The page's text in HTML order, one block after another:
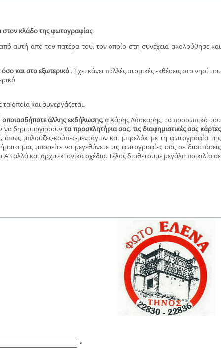
στον κλάδο της φωτογραφίας.
αυτή από τον πατέρα του, τον οποίο στη συνέχεια ακολούθησε και
και στο εξωτερικό . Έχει κάνει πολλές ατομικές εκθέσεις στο νησί του
τα οποία και συνεργάζεται.
άλλης εκδήλωσης, ο Χάρης Λάσκαρης, το προσωπικό του
να δημιουργήσουν τα προσκλητήρια σας, τις διαφημιστικές σας κάρτες
μπλούζες-κούπες-μενταγιον και μπρελόκ με τη φωτογραφία της
μας μπορείτε να μεγεθύνετε τις φωτογραφίες σας σε διαστάσεις
αλλά και αρχιτεκτονικά σχέδια. Τέλος διαθέτουμε μεγάλη ποικιλία σε
*